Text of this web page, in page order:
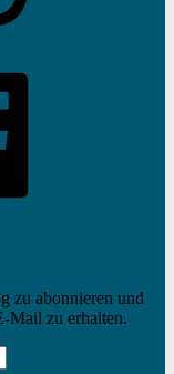
zu abonnieren und
Mail zu erhalten.